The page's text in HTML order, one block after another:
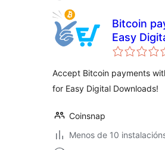
Bitcoin
Easy
Accept Bitcoin payments
for Easy Digital Downloads!
Coinsnap
Menos de 10